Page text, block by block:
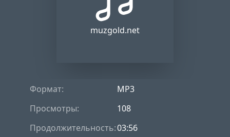
muzgold.net
Формат:
MP3
Просмотры:
108
Продолжительность:03:56